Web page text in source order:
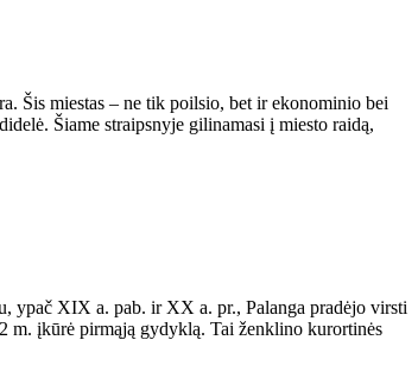
Šis miestas – ne tik poilsio, bet ir ekonominio bei
Šiame straipsnyje gilinamasi į miesto raidą,
ypač XIX a. pab. ir XX a. pr., Palanga pradėjo virsti
m. įkūrė pirmąją gydyklą. Tai ženklino kurortinės